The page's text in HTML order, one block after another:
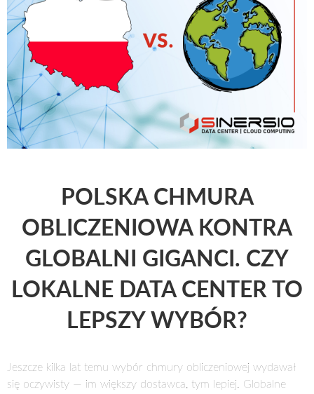
POLSKA CHMURA
OBLICZENIOWA KONTRA
GLOBALNI GIGANCI. CZY
LOKALNE DATA CENTER TO
LEPSZY WYBÓR?
Jeszcze kilka lat temu wybór chmury obliczeniowej wydawał
się oczywisty — im większy dostawca, tym lepiej. Globalne